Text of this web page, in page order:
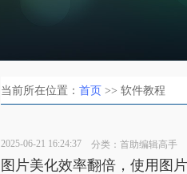
当前所在位置： 首页 >> 软件教程
2025-06-21 16:24:37 分类： 首助编辑高手
图片美化效率翻倍，使用图